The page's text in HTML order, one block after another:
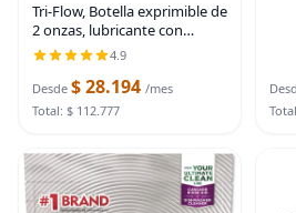
Tri-Flow, Botella exprimible de
2 onzas, lubricante con
teflón, paquete de 2
4.9
Desde $ 28.194 /mes
Total: $ 112.777